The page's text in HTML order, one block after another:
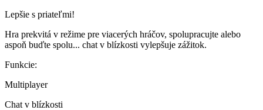
Lepšie s priateľmi!
Hra prekvitá v režime pre viacerých hráčov, spolupracujte alebo
aspoň buďte spolu... chat v blízkosti vylepšuje zážitok.
Funkcie:
Multiplayer
Chat v blízkosti